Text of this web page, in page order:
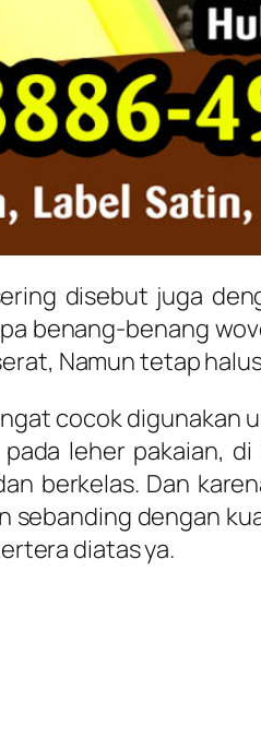
disebut juga
benang-benang
Namun tetap
cocok
leher pakaian,
berkelas. Dan
dengan
diatas ya.